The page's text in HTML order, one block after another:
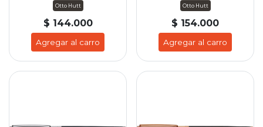
Otto Hutt
$ 144.000
Agregar al carro
Otto Hutt
$ 154.000
Agregar al carro